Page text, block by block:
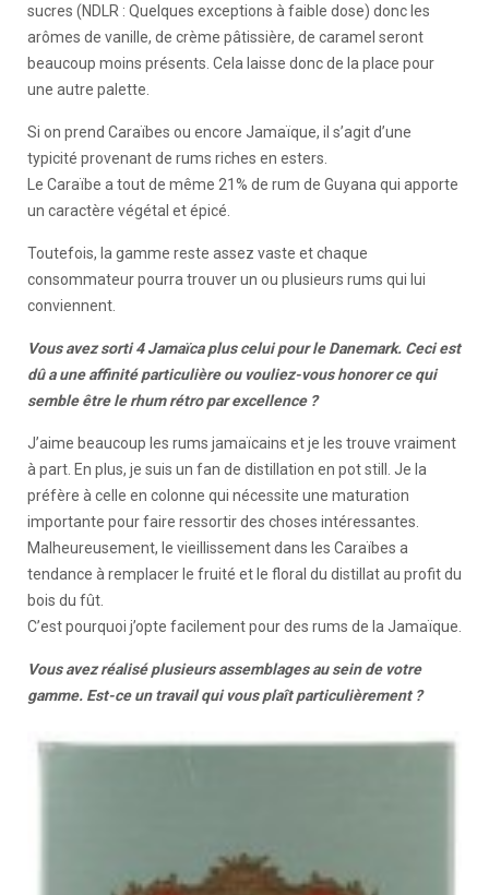
sucres (NDLR : Quelques exceptions à faible dose) donc les
arômes de vanille, de crème pâtissière, de caramel seront
beaucoup moins présents. Cela laisse donc de la place pour
une autre palette.
Si on prend Caraïbes ou encore Jamaïque, il s’agit d’une
typicité provenant de rums riches en esters.
Le Caraïbe a tout de même 21% de rum de Guyana qui apporte
un caractère végétal et épicé.
Toutefois, la gamme reste assez vaste et chaque
consommateur pourra trouver un ou plusieurs rums qui lui
conviennent.
Vous avez sorti 4 Jamaïca plus celui pour le Danemark. Ceci est
dû a une affinité particulière ou vouliez-vous honorer ce qui
semble être le rhum rétro par excellence ?
J’aime beaucoup les rums jamaïcains et je les trouve vraiment
à part. En plus, je suis un fan de distillation en pot still. Je la
préfère à celle en colonne qui nécessite une maturation
importante pour faire ressortir des choses intéressantes.
Malheureusement, le vieillissement dans les Caraïbes a
tendance à remplacer le fruité et le floral du distillat au profit du
bois du fût.
C’est pourquoi j’opte facilement pour des rums de la Jamaïque.
Vous avez réalisé plusieurs assemblages au sein de votre
gamme. Est-ce un travail qui vous plaît particulièrement ?